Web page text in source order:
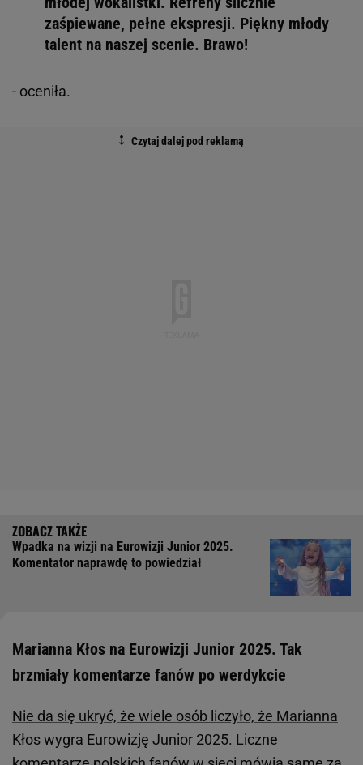
zaśpiewane, pełne ekspresji. Piękny młody
talent na naszej scenie. Brawo!
- oceniła.
Wpadka na wizji na Eurowizji Junior 2025.
Komentator naprawdę to powiedział
Marianna Kłos na Eurowizji Junior 2025. Tak
brzmiały komentarze fanów po werdykcie
Nie da się ukryć, że wiele osób liczyło, że Marianna
Kłos wygra Eurowizję Junior 2025. Liczne